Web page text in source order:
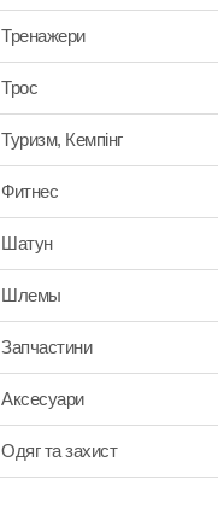
Тренажери
Трос
Туризм, Кемпінг
Фитнес
Шатун
Шлемы
Запчастини
Аксесуари
Одяг та захист